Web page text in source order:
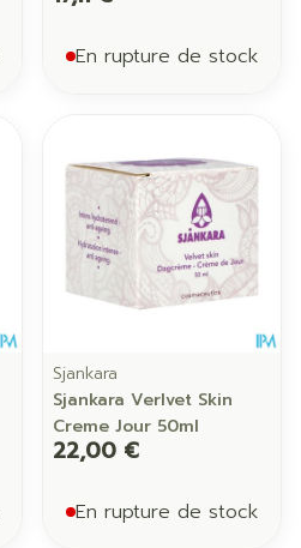
En rupture de stock
Sjankara
Sjankara Verlvet Skin
Creme Jour 50ml
22,00 €
En rupture de stock